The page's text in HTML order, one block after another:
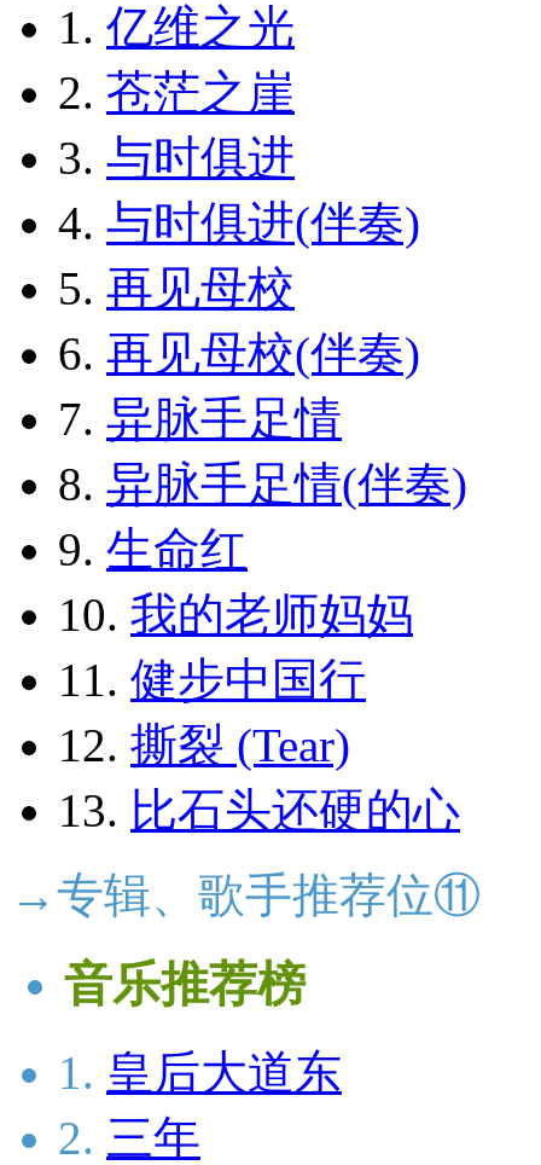
1. 亿维之光
2. 苍茫之崖
3. 与时俱进
4. 与时俱进(伴奏)
5. 再见母校
6. 再见母校(伴奏)
7. 异脉手足情
8. 异脉手足情(伴奏)
9. 生命红
10. 我的老师妈妈
11. 健步中国行
12. 撕裂 (Tear)
13. 比石头还硬的心
→专辑、歌手推荐位⑪
音乐推荐榜
1. 皇后大道东
2. 三年